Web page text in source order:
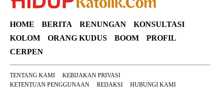
HOME BERITA RENUNGAN
KONSULTASI
KOLOM
ORANG KUDUS BOOM
PROFIL
CERPEN
TENTANG KAMI
KEBIJAKAN PRIVASI
KETENTUAN PENGGUNAAN
REDAKSI HUBUNGI KAMI